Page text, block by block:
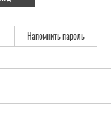
Напомнить пароль